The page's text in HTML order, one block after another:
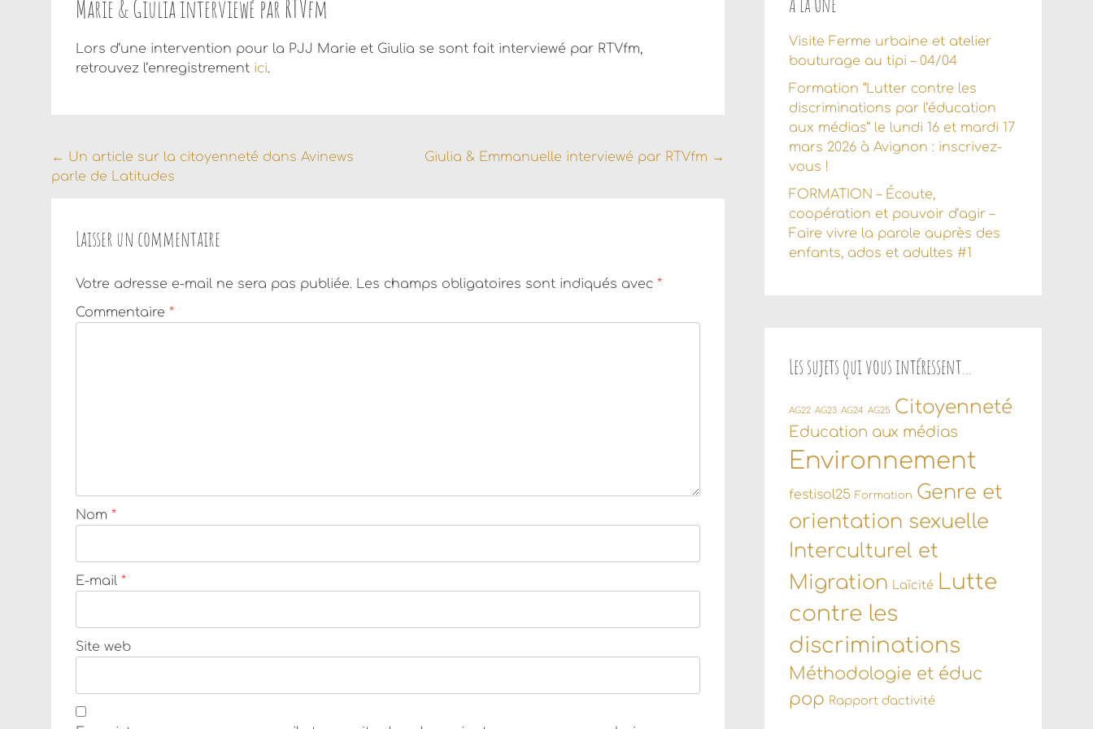
Marie & Giulia interviewé par RTVfm
Lors d’une intervention pour la PJJ Marie et Giulia se sont fait interviewé par RTVfm,
retrouvez l’enregistrement ici.
Navigation
de
← Un article sur la citoyenneté dans Avinews
parle de Latitudes
Giulia & Emmanuelle interviewé par RTVfm →
Laisser un commentaire
Votre adresse e-mail ne sera pas publiée. Les champs obligatoires sont indiqués avec *
Commentaire *
Nom *
E-mail *
Site web
Visite Ferme urbaine et atelier
bouturage au tipi – 04/04
Formation “Lutter contre les
discriminations par l’éducation
aux médias” le lundi 16 et mardi 17
mars 2026 à Avignon : inscrivez-
vous !
FORMATION – Écoute,
coopération et pouvoir d’agir –
Faire vivre la parole auprès des
enfants, ados et adultes #1
Les sujets qui vous intéressent…
AG22 AG23 AG24 AG25 Citoyenneté
Education aux médias
Environnement
festisol25 Formation Genre et
orientation sexuelle
Interculturel et
Migration
Laïcité Lutte
contre les
discriminations
Méthodologie et éduc
pop Rapport d'activité